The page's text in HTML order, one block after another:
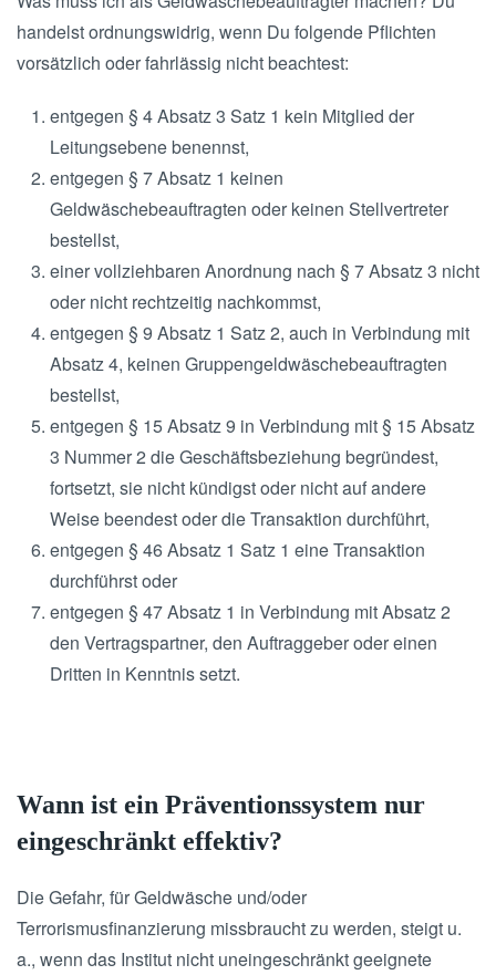
handelst ordnungswidrig, wenn Du folgende Pflichten
vorsätzlich oder fahrlässig nicht beachtest:
entgegen § 4 Absatz 3 Satz 1 kein Mitglied der
Leitungsebene benennst,
entgegen § 7 Absatz 1 keinen
Geldwäschebeauftragten oder keinen Stellvertreter
bestellst,
einer vollziehbaren Anordnung nach § 7 Absatz 3 nicht
oder nicht rechtzeitig nachkommst,
entgegen § 9 Absatz 1 Satz 2, auch in Verbindung mit
Absatz 4, keinen Gruppengeldwäschebeauftragten
bestellst,
entgegen § 15 Absatz 9 in Verbindung mit § 15 Absatz
3 Nummer 2 die Geschäftsbeziehung begründest,
fortsetzt, sie nicht kündigst oder nicht auf andere
Weise beendest oder die Transaktion durchführt,
entgegen § 46 Absatz 1 Satz 1 eine Transaktion
durchführst oder
entgegen § 47 Absatz 1 in Verbindung mit Absatz 2
den Vertragspartner, den Auftraggeber oder einen
Dritten in Kenntnis setzt.
Wann ist ein Präventionssystem nur
eingeschränkt effektiv?
Die Gefahr, für Geldwäsche und/oder
Terrorismusfinanzierung missbraucht zu werden, steigt u.
a., wenn das Institut nicht uneingeschränkt geeignete